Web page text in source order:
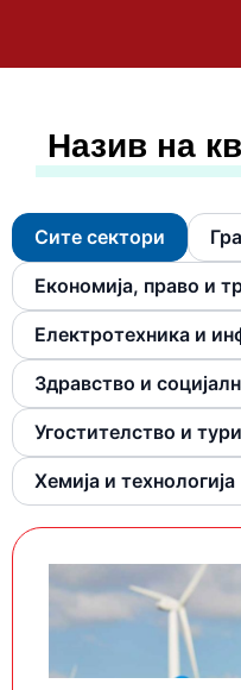
Назив на
Сите сектори
Економија, право и
Електротехника и
Здравство и
Угостителство и
Хемија и технологија